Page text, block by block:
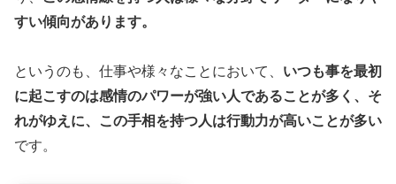
すい傾向があります。
というのも、仕事や様々なことにおいて、 いつも事を最初
に起こすのは感情のパワーが強い人であることが多く、そ
れがゆえに、この手相を持つ人は行動力が高いことが多い
です。